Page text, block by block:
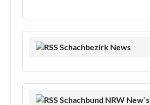
Schachbezirk News
Schachbund NRW New`s